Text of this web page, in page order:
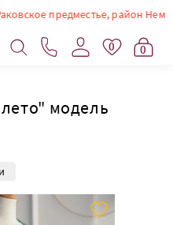
предместье, район
0 0
модель